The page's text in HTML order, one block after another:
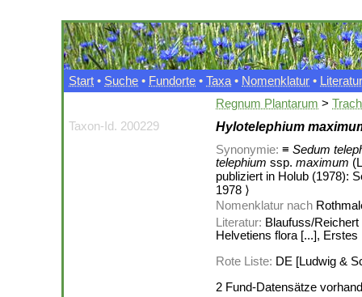
Start • Suche • Fundorte • Taxa • Nomenklatur • Literatur
Regnum Plantarum >
Taxon-Id. 200229
Hylotelephium
Synonymie: ≡ Sedum
telephium ssp. maximum
publiziert in Holub (1978):
1978 ⟩
Nomenklatur nach
Literatur: Blaufuss/
Helvetiens flora [...],
Rote Liste: DE [Ludwig &
2 Fund-Datensätze